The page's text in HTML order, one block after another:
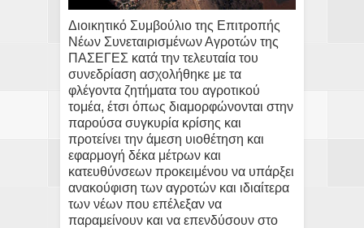
Διοικητικό Συμβούλιο της Επιτροπής
Νέων Συνεταιρισμένων Αγροτών της
ΠΑΣΕΓΕΣ κατά την τελευταία του
συνεδρίαση ασχολήθηκε με τα
φλέγοντα ζητήματα του αγροτικού
τομέα, έτσι όπως διαμορφώνονται στην
παρούσα συγκυρία κρίσης και
προτείνει την άμεση υιοθέτηση και
εφαρμογή δέκα μέτρων και
κατευθύνσεων προκειμένου να υπάρξει
ανακούφιση των αγροτών και ιδιαίτερα
των νέων που επέλεξαν να
παραμείνουν και να επενδύσουν στο